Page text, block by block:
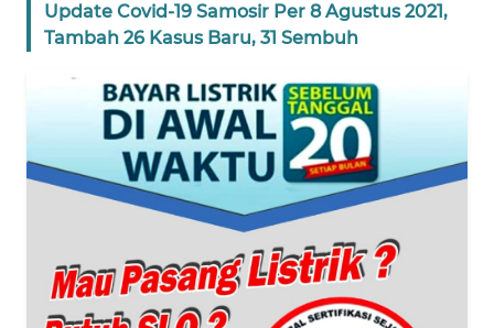
Update Covid-19 Samosir Per 8 Agustus 2021,
Tambah 26 Kasus Baru, 31 Sembuh
DISCLAIMER
WN
WN
JAKARTA